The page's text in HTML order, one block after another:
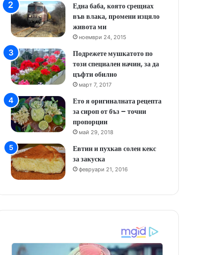
Една баба, която срещнах
във влака, промени изцяло
живота ми
ноември 24, 2015
Подрежете мушкатото по
този специален начин, за да
цъфти обилно
март 7, 2017
Ето я оригиналната рецепта
за сироп от бъз – точни
пропорции
май 29, 2018
Евтин и пухкав солен кекс
за закуска
февруари 21, 2016